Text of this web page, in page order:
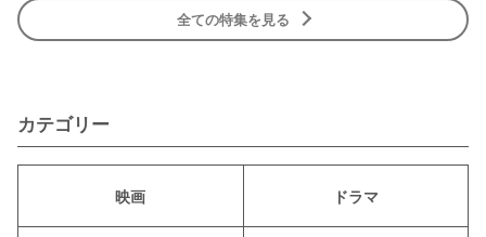
全ての特集を見る
カテゴリー
映画 ドラマ